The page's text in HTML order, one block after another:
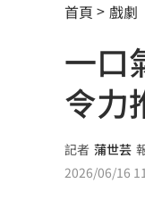
這
慈
它
高
7月
首頁 戲劇
一口
令力
記者 蒲世芸
2026/06/16